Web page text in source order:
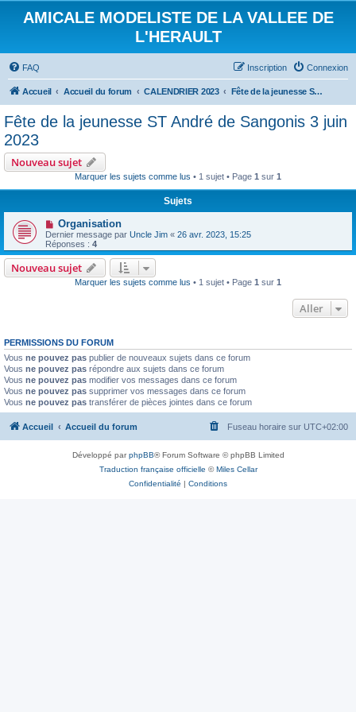
AMICALE MODELISTE DE LA VALLEE DE
L'HERAULT
FAQ Connexion
Inscription
Accueil Accueil du forum CALENDRIER 2023 Fête de la jeunesse ST André de Sangonis 3 juin 2023
Fête de la jeunesse ST André de Sangonis 3 juin
2023
Nouveau sujet
Marquer les sujets comme lus • 1 sujet • Page 1 sur 1
Sujets
Organisation
Dernier message par Uncle Jim « 26 avr. 2023, 15:25
Réponses : 4
Nouveau sujet
Marquer les sujets comme lus • 1 sujet • Page 1 sur 1
Aller
PERMISSIONS DU FORUM
Vous ne pouvez pas publier de nouveaux sujets dans ce forum
Vous ne pouvez pas répondre aux sujets dans ce forum
Vous ne pouvez pas modifier vos messages dans ce forum
Vous ne pouvez pas supprimer vos messages dans ce forum
Vous ne pouvez pas transférer de pièces jointes dans ce forum
Accueil Accueil du forum Fuseau horaire sur UTC+02:00
Développé parphpBB® Forum Software © phpBB Limited
Traduction française officielle ©Miles Cellar
Confidentialité | Conditions